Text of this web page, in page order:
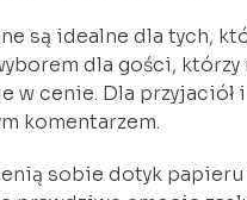
są idealne dla tych,
dla gości,
cenie. Dla przyjaciół
komentarzem.
sobie dotyk papieru